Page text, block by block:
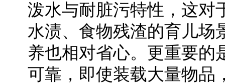
泼水与耐脏污特性，这对
水渍、食物残渣的育儿场
养也相对省心。更重要的
可靠，即使装载大量物品